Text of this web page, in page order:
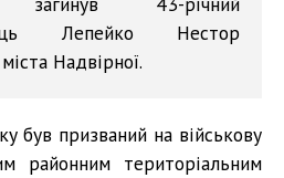
Лепейко Нестор
Надвірної.
був призваний на військову
районним територіальним